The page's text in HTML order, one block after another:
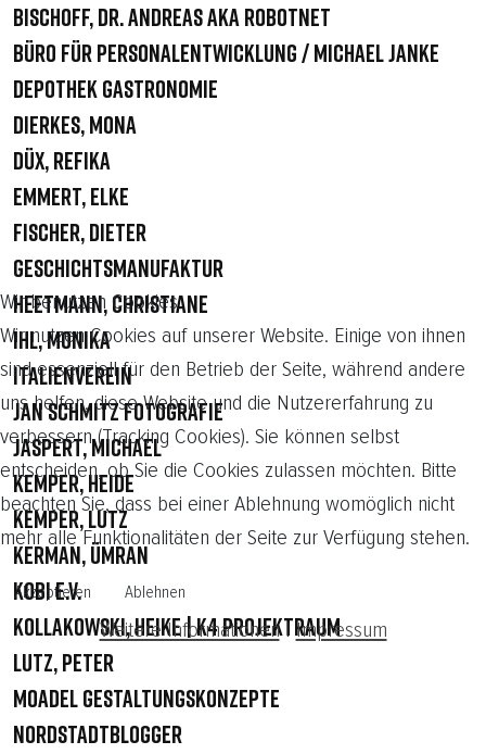
Bischoff, Dr. Andreas aka robotnet
Büro für Personalentwicklung / Michael Janke
Depothek Gastronomie
Dierkes, Mona
Düx, Refika
Emmert, Elke
Fischer, Dieter
Geschichtsmanufaktur
Heetmann, Christiane
Ihl, Monika
Italienverein
Jan Schmitz Fotografie
Jaspert, Michael
Kemper, Heide
Kemper, Lutz
Kerman, Ümran
KOBI e.V.
Kollakowski, Heike | K4 Projektraum
Lutz, Peter
Moadel Gestaltungskonzepte
Nordstadtblogger
Wir benutzen Cookies
Wir nutzen Cookies auf unserer Website. Einige von ihnen
sind essenziell für den Betrieb der Seite, während andere
uns helfen, diese Website und die Nutzererfahrung zu
verbessern (Tracking Cookies). Sie können selbst
entscheiden, ob Sie die Cookies zulassen möchten. Bitte
beachten Sie, dass bei einer Ablehnung womöglich nicht
mehr alle Funktionalitäten der Seite zur Verfügung stehen.
Akzeptieren Ablehnen
Weitere Informationen|Impressum